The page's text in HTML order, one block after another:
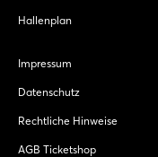
Hallenplan
Impressum
Datenschutz
Rechtliche Hinweise
AGB Ticketshop